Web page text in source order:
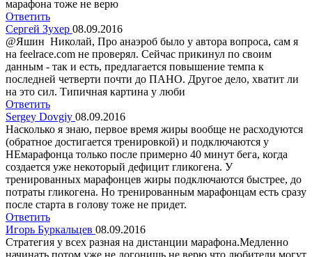
марафона тоже не верю
Ответить
Сергей Зухер 08.09.2016
@Яшин Николай, Про анаэроб было у автора вопроса, сам я
на feelrace.com не проверял. Сейчас прикинул по своим
данным - так и есть, предлагается повышение темпа к
последней четверти почти до ПАНО. Другое дело, хватит ли
на это сил. Типичная картина у люби
Ответить
Sergey Dovgiy 08.09.2016
Насколько я знаю, первое время жиры вообще не расходуются
(обратное достигается тренировкой) и подключаются у
НЕмарафонца только после примерно 40 минут бега, когда
создается уже некоторый дефицит гликогена. У
тренированных марафонцев жиры подключаются быстрее, до
потраты гликогена. Но тренированным марафонцам есть сразу
после старта в голову тоже не придет.
Ответить
Игорь Буркальцев 08.09.2016
Стратегия у всех разная на дистанции марафона.Медленно
начинать,потом уже не догонишь,не верю что любители могут